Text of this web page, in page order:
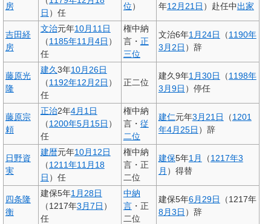
房
日 ）任
位）
年12月21日 ）赴任中出家
吉田経
房
文治元年10月11日
（1185年11月4日 ）
任
権中納
言・ 正
三位
文治6年1月24日 （1190年
3月2日 ）辞
藤原光
隆
建久3年10月26日
（1192年12月2日 ）
任
正二位
建久9年1月30日 （1198年
3月9日 ）停任
藤原宗
頼
正治2年4月1日
（1200年5月15日 ）
任
権中納
言・ 従
二位
建仁元年3月21日 （1201
年4月25日 ）辞
日野資
実
建暦元年10月12日
（1211年11月18
日 ）任
権中納
言・正
二位
建保5年1月 （1217年3
月 ）得替
四条隆
衡
建保5年1月28日
（1217年3月7日 ）
任
中納
言・正
二位
建保5年6月29日
（1217年
8月3日 ）辞